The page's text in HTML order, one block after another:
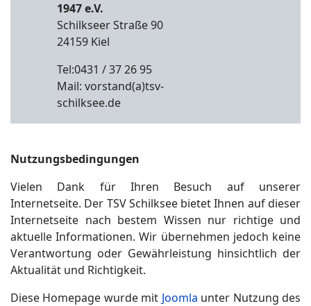
1947 e.V.
Schilkseer Straße 90
24159 Kiel
Tel:0431 / 37 26 95
Mail: vorstand(a)tsv-
schilksee.de
Nutzungsbedingungen
Vielen Dank für Ihren Besuch auf unserer
Internetseite. Der TSV Schilksee bietet Ihnen auf dieser
Internetseite nach bestem Wissen nur richtige und
aktuelle Informationen. Wir übernehmen jedoch keine
Verantwortung oder Gewährleistung hinsichtlich der
Aktualität und Richtigkeit.
Diese Homepage wurde mit Joomla unter Nutzung des